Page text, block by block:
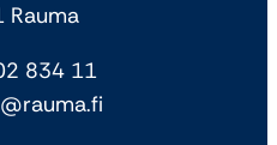
Rauma
834 11